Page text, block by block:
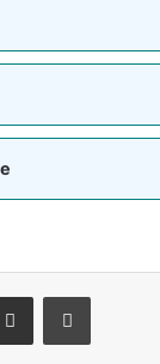
Share via Email Print